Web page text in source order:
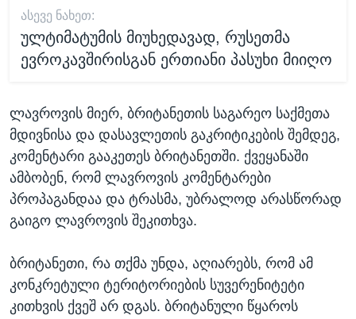
ᲐᲡᲔᲕᲔ ᲜᲐᲮᲔᲗ:
ულტიმატუმის მიუხედავად, რუსეთმა
ევროკავშირისგან ერთიანი პასუხი მიიღო
ლავროვის მიერ, ბრიტანეთის საგარეო საქმეთა
მდივნისა და დასავლეთის გაკრიტიკების შემდეგ,
კომენტარი გააკეთეს ბრიტანეთში. ქვეყანაში
ამბობენ, რომ ლავროვის კომენტარები
პროპაგანდაა და ტრასმა, უბრალოდ არასწორად
გაიგო ლავროვის შეკითხვა.
ბრიტანეთი, რა თქმა უნდა, აღიარებს, რომ ამ
კონკრეტული ტერიტორიების სუვერენიტეტი
კითხვის ქვეშ არ დგას. ბრიტანული წყაროს